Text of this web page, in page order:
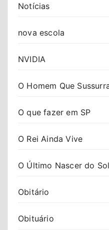
Notícias
nova escola
NVIDIA
O Homem Que
O que fazer em SP
O Rei Ainda Vive
O Último Nascer do Sol
Obitário
Obituário